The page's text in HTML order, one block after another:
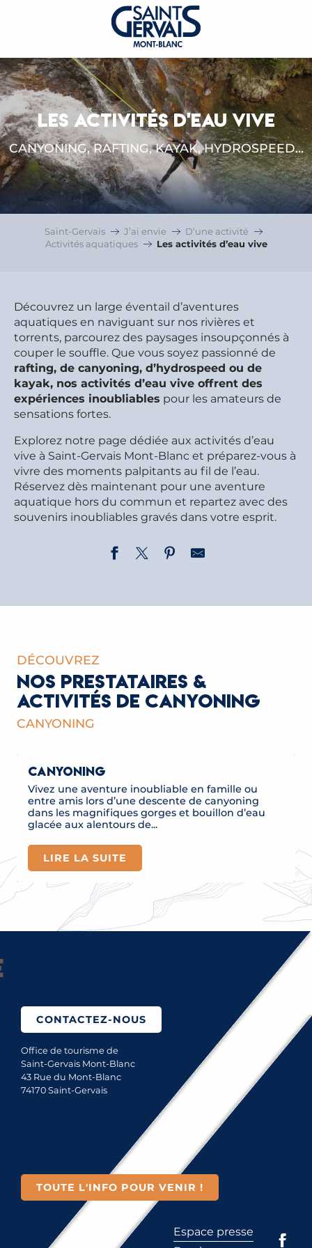
LES ACTIVITÉS D'EAU VIVE
CANYONING, RAFTING, KAYAK, HYDROSPEED…
Saint-Gervais J’ai envie
D’une activité
Activités aquatiques
Les activités d’eau vive
Découvrez un large éventail d’aventures
aquatiques en naviguant sur nos rivières et
torrents, parcourez des paysages insoupçonnés à
couper le souffle. Que vous soyez passionné de
rafting, de canyoning, d’hydrospeed ou de
kayak, nos activités d’eau vive offrent des
expériences inoubliables pour les amateurs de
sensations fortes.
Explorez notre page dédiée aux activités d’eau
vive à Saint-Gervais Mont-Blanc et préparez-vous à
vivre des moments palpitants au fil de l’eau.
Réservez dès maintenant pour une aventure
aquatique hors du commun et repartez avec des
souvenirs inoubliables gravés dans votre esprit.
Canyons sportifs
Canyoning avec les Guides de Saint-Gervais / Les
Navigation Aventure à Passy avec Session Raft
Hydrospeed Découverte à Passy avec Session Raft
Canyoning Barberine
DÉCOUVREZ
NOS PRESTATAIRES &
ACTIVITÉS DE CANYONING
CANYONING
CANYONING
Vivez une aventure inoubliable en famille ou
entre amis lors d’une descente de canyoning
dans les magnifiques gorges et bouillon d’eau
glacée aux alentours de...
LIRE LA SUITE
Gervais Mont-
CONTACTEZ-NOUS
Office de tourisme de
Saint-Gervais Mont-Blanc
43 Rue du Mont-Blanc
74170 Saint-Gervais
TOUTE L'INFO POUR VENIR !
Espace presse